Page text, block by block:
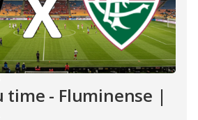
time - Fluminense |